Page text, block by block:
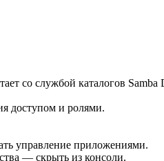
со службой каталогов Samba
доступом и ролями.
управление приложениями.
— скрыть из консоли.